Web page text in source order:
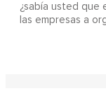
¿sabía usted que
las empresas a